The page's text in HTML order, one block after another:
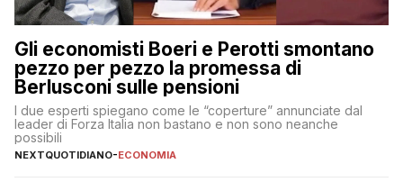
Gli economisti Boeri e Perotti smontano
pezzo per pezzo la promessa di
Berlusconi sulle pensioni
I due esperti spiegano come le “coperture” annunciate dal
leader di Forza Italia non bastano e non sono neanche
possibili
NEXTQUOTIDIANO-ECONOMIA